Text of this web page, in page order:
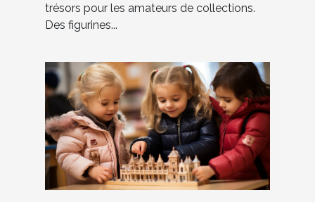
trésors pour les amateurs de collections.
Des figurines...